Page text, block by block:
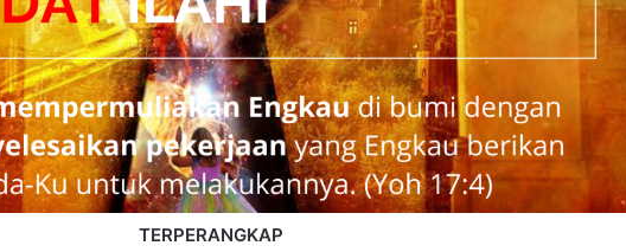
TERPERANGKAP